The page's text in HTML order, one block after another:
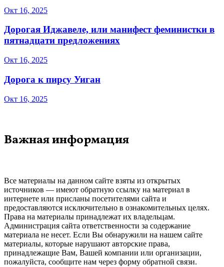
Окт 16, 2025
Дорогая Иджавеле, или манифест феминистки в
пятнадцати предложениях
Окт 16, 2025
Дорога к пирсу Уиган
Окт 16, 2025
Важная информация
Все материалы на данном сайте взяты из открытых
источников — имеют обратную ссылку на материал в
интернете или присланы посетителями сайта и
предоставляются исключительно в ознакомительных целях.
Права на материалы принадлежат их владельцам.
Администрация сайта ответственности за содержание
материала не несет. Если Вы обнаружили на нашем сайте
материалы, которые нарушают авторские права,
принадлежащие Вам, Вашей компании или организации,
пожалуйста, сообщите нам через форму обратной связи.